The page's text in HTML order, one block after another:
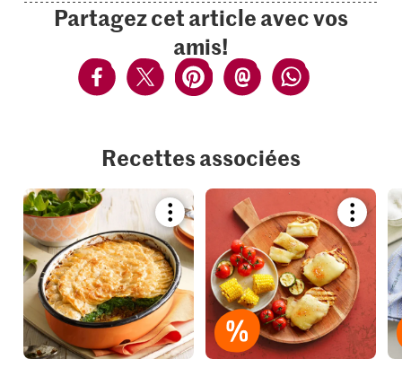
Partagez cet article avec vos
amis!
Recettes associées
Bookmark
recipe
or
add
it
to
your
collections.
recipe
or
add
it
to
your